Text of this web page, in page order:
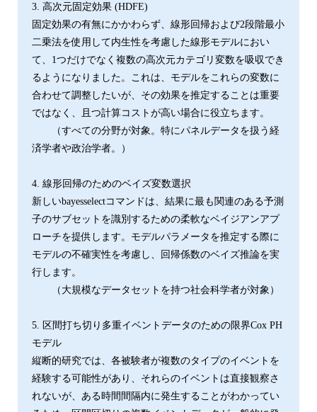
3. 高次元固定効果 (HDFE)
固定効果の有無にかかわらず、線形回帰および2段階最小
二乗法を使用して内生性を考慮した線形モデルにおい
て、1つだけでなく複数の高次元カテゴリ変数を吸収でき
るようになりました。これは、モデルをこれらの変数に
合わせて調整したいが、その効果を推定することは重要
ではなく、且つ計算コストが高い場合に役立ちます。
（すべての分野が対象。特にパネルデータを扱う経
済学者や政治学者。）
4. 線形回帰のためのベイズ変数選択
新しいbayesselectコマンドは、結果に最も関連のある予測
子のサブセットを識別するための柔軟なベイジアンアプ
ローチを提供します。モデルパラメータを推定する際に
モデルの不確実性を考慮し、回帰係数のベイズ推論を実
行します。
（大規模なデータセットを持つ社会科学者が対象）
5. 区間打ち切り多重イベントデータのための限界Cox PH
モデル
縦断的研究では、各被験者が複数のタイプのイベントを
経験する可能性があり、それらのイベントは直接観察さ
れないが、ある時間間隔内に発生することがわかってい